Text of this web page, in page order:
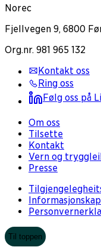
Norec
Fjellvegen 9, 6800
Org.nr. 981 965 132
Kontakt oss
Ring oss
Følg oss på
Om oss
Tilsette
Kontakt
Vern og
Presse
Til toppen